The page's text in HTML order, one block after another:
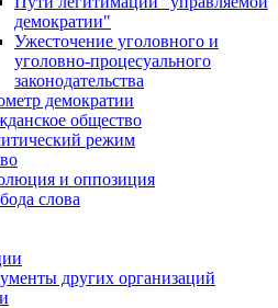
демократии"
Ужесточение уголовного и
уголовно-процесуального
законодательства
демократии
общество
режим
и оппозиция
слова
других организаций